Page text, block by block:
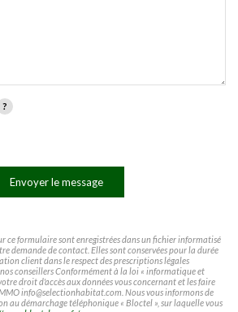
Envoyer le message
ce formulaire sont enregistrées dans un fichier informatisé
demande de contact. Elles sont conservées pour la durée
client dans le respect des prescriptions légales
conseillers Conformément à la loi « informatique et
droit d'accès aux données vous concernant et les faire
info@selectionhabitat.com. Nous vous informons de
au démarchage téléphonique « Bloctel », sur laquelle vous